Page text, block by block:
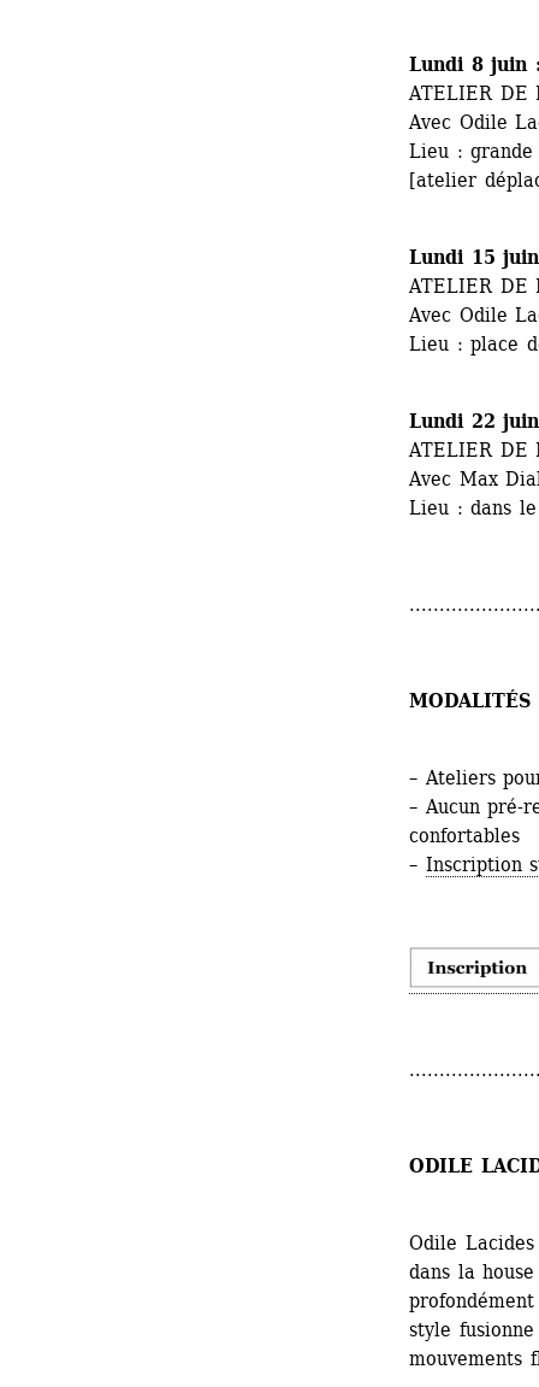
Lundi 8 juin
ATELIER DE
Avec Odile
Lieu : grande
[atelier
Lundi 15
ATELIER DE
Avec Odile
Lieu : place
Lundi 22
ATELIER DE
Avec Max
Lieu : dans
MODALITÉS
– Ateliers
– Aucun pré-
confortables
– Inscription
ODILE
Odile
dans la
style
mouvements